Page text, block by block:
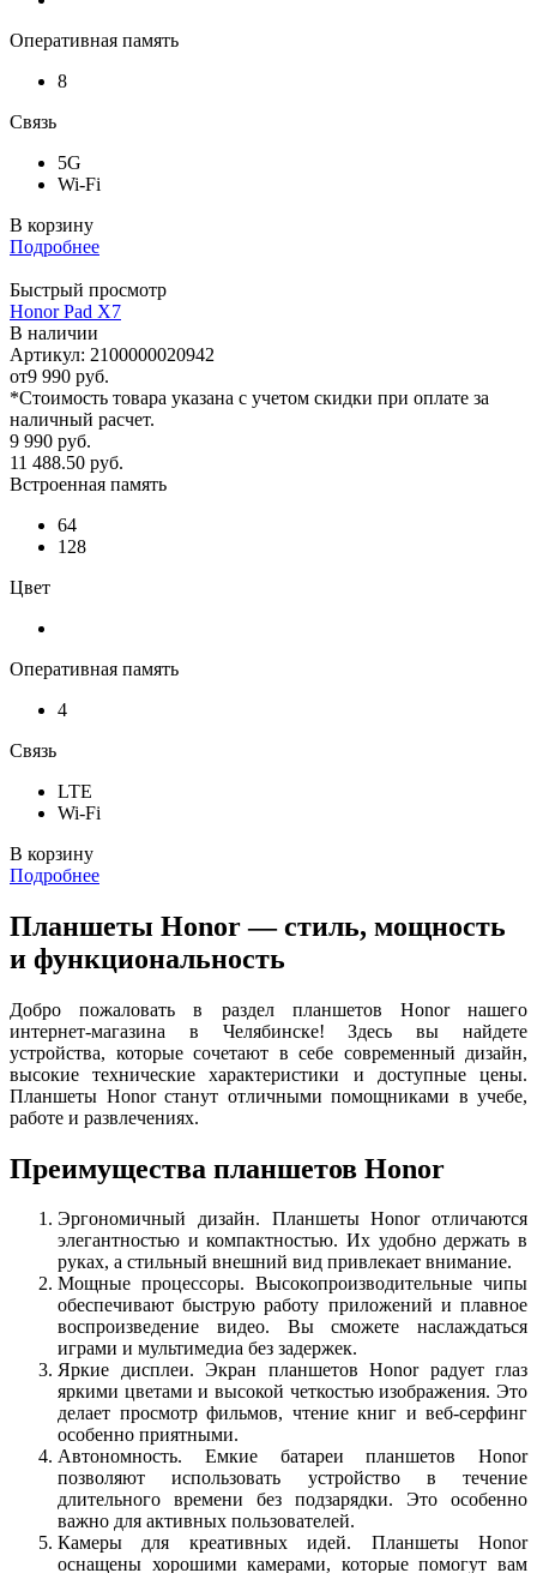
Оперативная память
8
Связь
5G
Wi-Fi
В корзину
Подробнее
Быстрый просмотр
Honor Pad X7
В наличии
Артикул: 2100000020942
от9 990 руб.
*Стоимость товара указана с учетом скидки при оплате за
наличный расчет.
9 990 руб.
11 488.50 руб.
Встроенная память
64
128
Цвет
Оперативная память
4
Связь
LTE
Wi-Fi
В корзину
Подробнее
Планшеты Honor — стиль, мощность
и функциональность
Добро пожаловать в раздел планшетов Honor нашего
интернет-магазина в Челябинске! Здесь вы найдете
устройства, которые сочетают в себе современный дизайн,
высокие технические характеристики и доступные цены.
Планшеты Honor станут отличными помощниками в учебе,
работе и развлечениях.
Преимущества планшетов Honor
Эргономичный дизайн. Планшеты Honor отличаются
элегантностью и компактностью. Их удобно держать в
руках, а стильный внешний вид привлекает внимание.
Мощные процессоры. Высокопроизводительные чипы
обеспечивают быструю работу приложений и плавное
воспроизведение видео. Вы сможете наслаждаться
играми и мультимедиа без задержек.
Яркие дисплеи. Экран планшетов Honor радует глаз
яркими цветами и высокой четкостью изображения. Это
делает просмотр фильмов, чтение книг и веб-серфинг
особенно приятными.
Автономность. Емкие батареи планшетов Honor
позволяют использовать устройство в течение
длительного времени без подзарядки. Это особенно
важно для активных пользователей.
Камеры для креативных идей. Планшеты Honor
оснащены хорошими камерами, которые помогут вам